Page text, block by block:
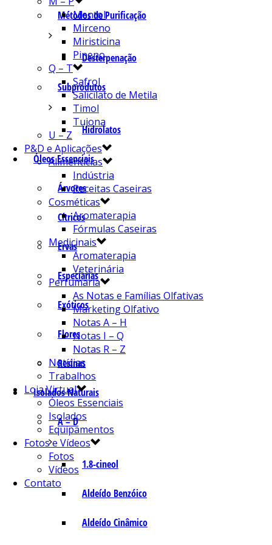
Métodos de Purificação
Desterpenação
Subprodutos
Hidrolatos
Óleos Essenciais
Árvores
Cítricos
Ervas
Especiarias
Exóticos
Flores
Resinas
Isolados Naturais
A – D
1.8-cineol
Aldeído Benzóico
Aldeído Cinâmico
Mentol
Mirceno
Miristicina
Pineno
Q – T
Safrol
Salicilato de Metila
Timol
Tujona
U – Z
P&D e Aplicações
Alimentícias
Indústria
Receitas Caseiras
Cosméticas
Aromaterapia
Fórmulas Caseiras
Medicinais
Aromaterapia
Veterinária
Perfumaria
As Notas e Famílias Olfativas
Marketing Olfativo
Notas A – H
Notas I – Q
Notas R – Z
Notícias
Trabalhos
Loja Virtual
Óleos Essenciais
Isolados
Equipamentos
Fotos e Vídeos
Fotos
Vídeos
Contato